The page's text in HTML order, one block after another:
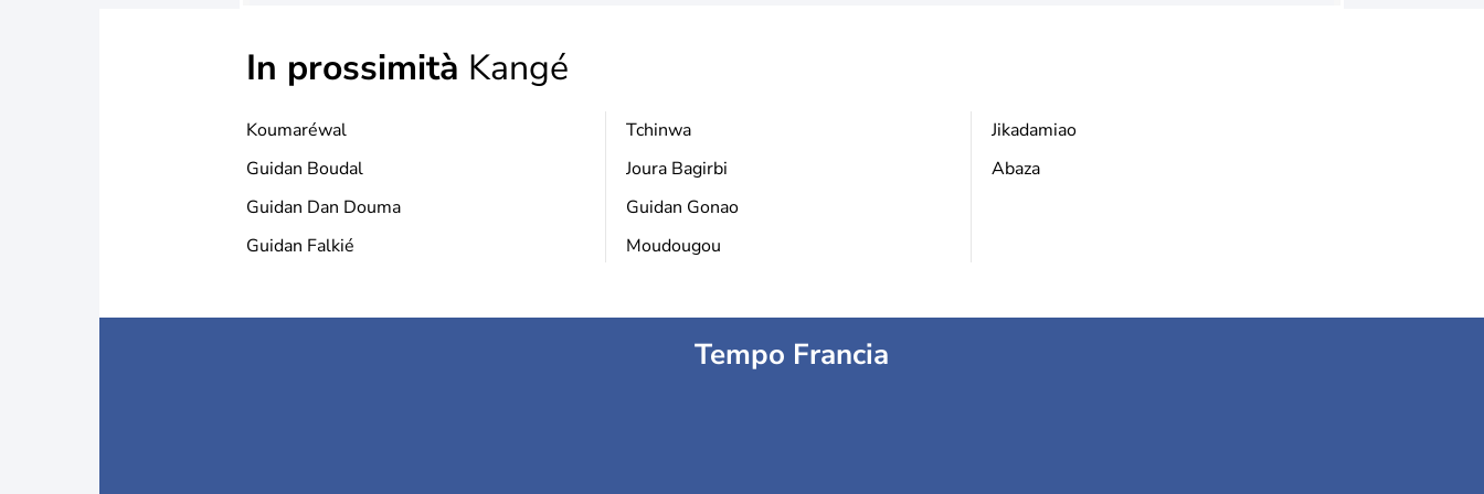
In prossimità Kangé
Koumaréwal
Guidan Boudal
Guidan Dan Douma
Guidan Falkié
Tchinwa
Joura Bagirbi
Guidan Gonao
Moudougou
Jikadamiao
Abaza
Tempo Francia